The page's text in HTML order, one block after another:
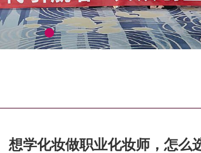
想学化妆做职业化妆师，怎么